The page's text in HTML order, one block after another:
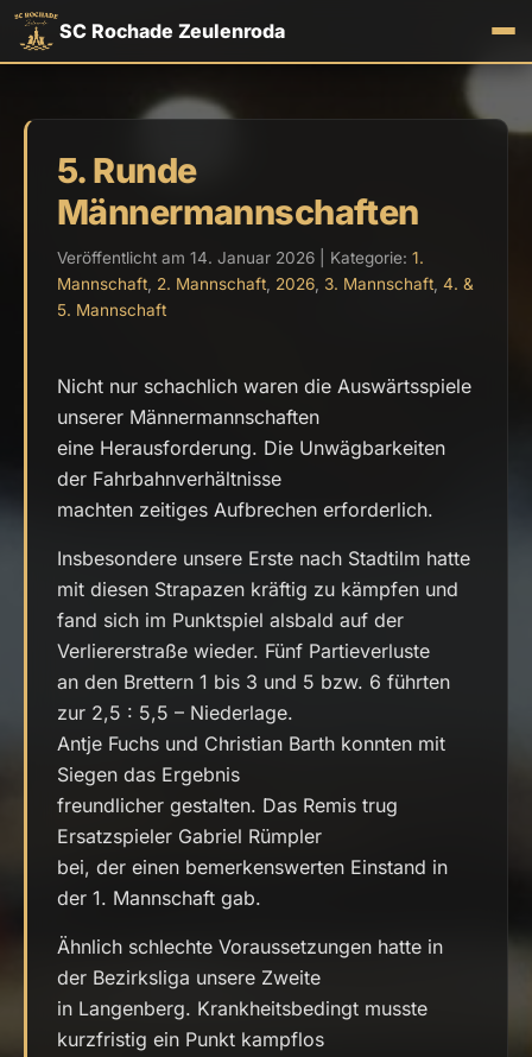
SC Rochade Zeulenroda
5. Runde
Männermannschaften
Veröffentlicht am 14. Januar 2026 | Kategorie: 1.
Mannschaft 2. Mannschaft 2026 3. Mannschaft 4. &
5. Mannschaft
Nicht nur schachlich waren die Auswärtsspiele
unserer Männermannschaften
eine Herausforderung. Die Unwägbarkeiten
der Fahrbahnverhältnisse
machten zeitiges Aufbrechen erforderlich.
Insbesondere unsere Erste nach Stadtilm hatte
mit diesen Strapazen kräftig zu kämpfen und
fand sich im Punktspiel alsbald auf der
Verliererstraße wieder. Fünf Partieverluste
an den Brettern 1 bis 3 und 5 bzw. 6 führten
zur 2,5 : 5,5 – Niederlage.
Antje Fuchs und Christian Barth konnten mit
Siegen das Ergebnis
freundlicher gestalten. Das Remis trug
Ersatzspieler Gabriel Rümpler
bei, der einen bemerkenswerten Einstand in
der 1. Mannschaft gab.
Ähnlich schlechte Voraussetzungen hatte in
der Bezirksliga unsere Zweite
in Langenberg. Krankheitsbedingt musste
kurzfristig ein Punkt kampflos